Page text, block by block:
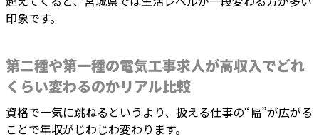
印象です。
第二種や第一種の電気工事求人が高収入でどれ
くらい変わるのかリアル比較
資格で一気に跳ねるというより、扱える仕事の“幅”が広がる
ことで年収がじわじわ変わります。